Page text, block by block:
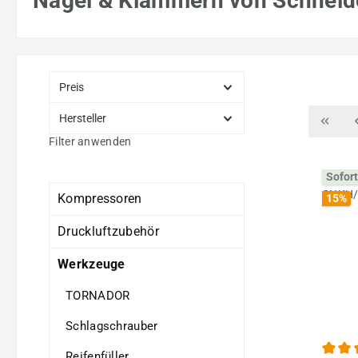
Preis
Hersteller
Filter anwenden
Kompressoren
Druckluftzubehör
Werkzeuge
TORNADOR
Schlagschrauber
15%